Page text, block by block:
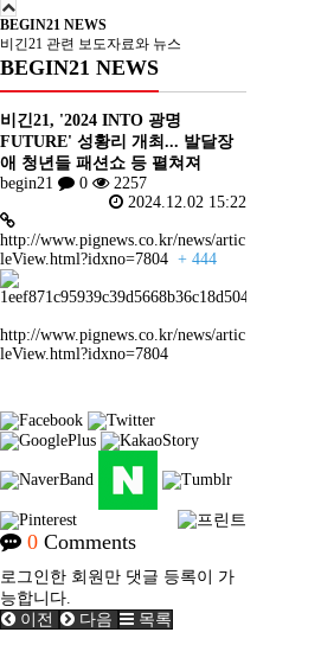
BEGIN21 NEWS
비긴21 관련 보도자료와 뉴스
BEGIN21 NEWS
비긴21, '2024 INTO 광명
FUTURE' 성황리 개최... 발달장
애 청년들 패션쇼 등 펼쳐져
begin21
0
2257
2024.12.02 15:22
http://www.pignews.co.kr/news/artic
leView.html?idxno=7804 + 444
http://www.pignews.co.kr/news/artic
leView.html?idxno=7804
0 Comments
로그인한 회원만 댓글 등록이 가
능합니다.
이전
다음 목록